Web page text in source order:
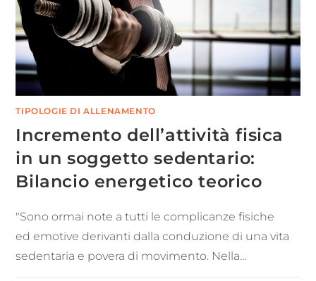
TIPOLOGIE DI ALLENAMENTO
Incremento dell’attività fisica
in un soggetto sedentario:
Bilancio energetico teorico
"Sono ormai note a tutti le complicanze fisiche
ed emotive derivanti dalla conduzione di una vita
sedentaria e povera di movimento. Nella…